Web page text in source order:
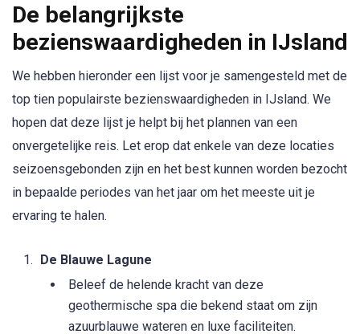
De belangrijkste
bezienswaardigheden in IJsland
We hebben hieronder een lijst voor je samengesteld met de
top tien populairste bezienswaardigheden in IJsland. We
hopen dat deze lijst je helpt bij het plannen van een
onvergetelijke reis. Let erop dat enkele van deze locaties
seizoensgebonden zijn en het best kunnen worden bezocht
in bepaalde periodes van het jaar om het meeste uit je
ervaring te halen.
De Blauwe Lagune
Beleef de helende kracht van deze
geothermische spa die bekend staat om zijn
azuurblauwe wateren en luxe faciliteiten.